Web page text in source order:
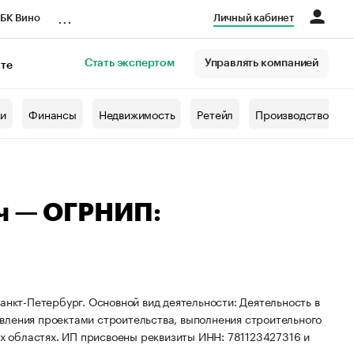
Вино Личный кабинет
Стать экспертом Управлять компанией
Финансы Недвижимость Ретейл Производство
— ОГРНИП:
Петербург. Основной вид деятельности: Деятельность в
проектами строительства, выполнения строительного
областях. ИП присвоены реквизиты ИНН: 781123427316 и